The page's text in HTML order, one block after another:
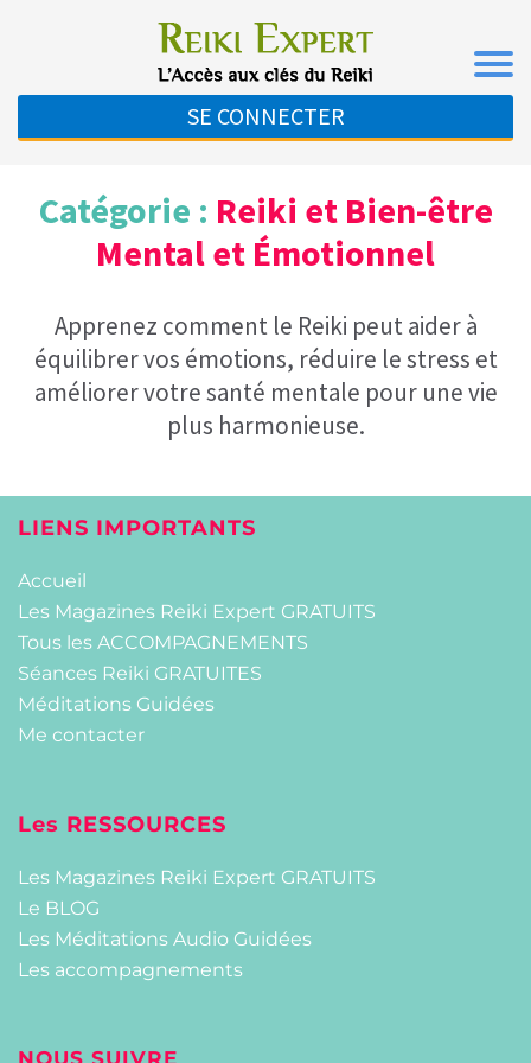
SE CONNECTER
Catégorie : Reiki et Bien-être
Mental et Émotionnel
Apprenez comment le Reiki peut aider à
équilibrer vos émotions, réduire le stress et
améliorer votre santé mentale pour une vie
plus harmonieuse.
LIENS IMPORTANTS
Accueil
Les Magazines Reiki Expert GRATUITS
Tous les ACCOMPAGNEMENTS
Séances Reiki GRATUITES
Méditations Guidées
Me contacter
Les RESSOURCES
Les Magazines Reiki Expert GRATUITS
Le BLOG
Les Méditations Audio Guidées
Les accompagnements
NOUS SUIVRE